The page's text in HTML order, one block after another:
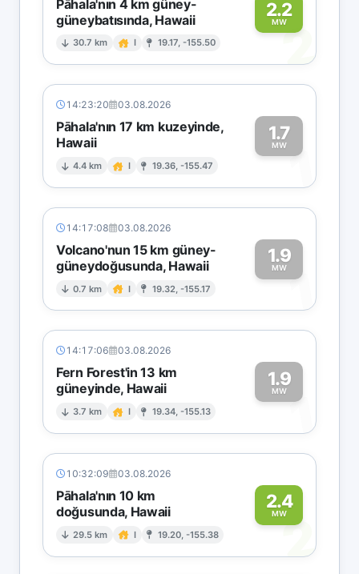
Pāhala'nın 4 km güney-
güneybatısında, Hawaii
30.7 km I 19.17, -155.50
2.2
MW2
14:23:20 03.08.2026
Pāhala'nın 17 km kuzeyinde,
Hawaii
4.4 km I 19.36, -155.47
1.7
MW1
14:17:08 03.08.2026
Volcano'nun 15 km güney-
güneydoğusunda, Hawaii
0.7 km I 19.32, -155.17
1.9
MW1
14:17:06 03.08.2026
Fern Forest'in 13 km
güneyinde, Hawaii
3.7 km I 19.34, -155.13
1.9
MW1
10:32:09 03.08.2026
Pāhala'nın 10 km
doğusunda, Hawaii
29.5 km I 19.20, -155.38
2.4
MW2